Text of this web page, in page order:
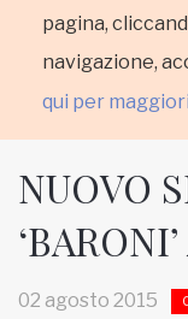
pagina,
navigazione,
qui per
HOME
NUOVO
02 agosto 2015